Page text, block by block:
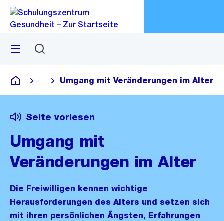
Navigation
Sprunglink
Menü
Schulungszentrum Gesundheit
Blende alle Breadcrumbs ein
Umgang mit Veränderungen im Alter
Seite vorlesen
Umgang mit
Veränderungen im Alter
Die Freiwilligen kennen wichtige
Herausforderungen des Alters und setzen sich
mit ihren persönlichen Ängsten, Erfahrungen